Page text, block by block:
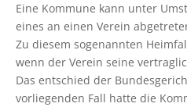
Eine Kommune kann unter
eines an einen Verein
Zu diesem sogenannten
wenn der Verein seine
Das entschied der
vorliegenden Fall hatte die